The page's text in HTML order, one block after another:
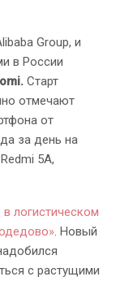
Group, и
в России
Старт
отмечают
от
за день на
5A,
логистическом
. Новый
с растущими